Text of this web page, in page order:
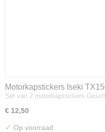
Motorkapstickers Iseki
Set van 2 motorkapstickers
€ 12,50
✓ Op voorraad